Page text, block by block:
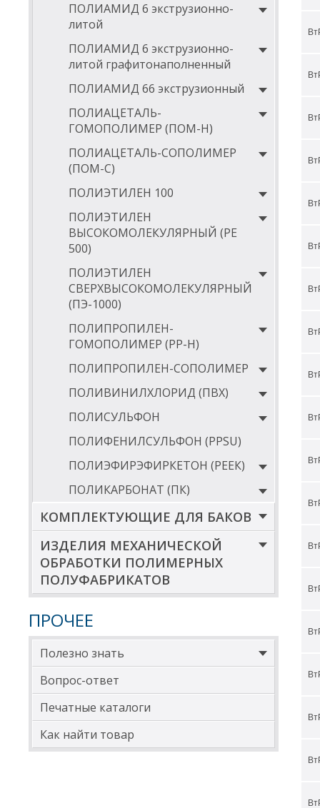
ПОЛИАМИД 6 экструзионно-
литой
ПОЛИАМИД 6 экструзионно-
литой графитонаполненный
ПОЛИАМИД 66 экструзионный
ПОЛИАЦЕТАЛЬ-
ГОМОПОЛИМЕР (ПОМ-Н)
ПОЛИАЦЕТАЛЬ-СОПОЛИМЕР
(ПОМ-С)
ПОЛИЭТИЛЕН 100
ПОЛИЭТИЛЕН
ВЫСОКОМОЛЕКУЛЯРНЫЙ (РЕ
500)
ПОЛИЭТИЛЕН
СВЕРХВЫСОКОМОЛЕКУЛЯРНЫЙ
(ПЭ-1000)
ПОЛИПРОПИЛЕН-
ГОМОПОЛИМЕР (PP-Н)
ПОЛИПРОПИЛЕН-СОПОЛИМЕР
ПОЛИВИНИЛХЛОРИД (ПВХ)
ПОЛИСУЛЬФОН
ПОЛИФЕНИЛСУЛЬФОН (PPSU)
ПОЛИЭФИРЭФИРКЕТОН (РЕЕК)
ПОЛИКАРБОНАТ (ПК)
КОМПЛЕКТУЮЩИЕ ДЛЯ БАКОВ
ИЗДЕЛИЯ МЕХАНИЧЕСКОЙ
ОБРАБОТКИ ПОЛИМЕРНЫХ
ПОЛУФАБРИКАТОВ
ПРОЧЕЕ
Полезно знать
Вопрос-ответ
Печатные каталоги
Как найти товар
80
90
**